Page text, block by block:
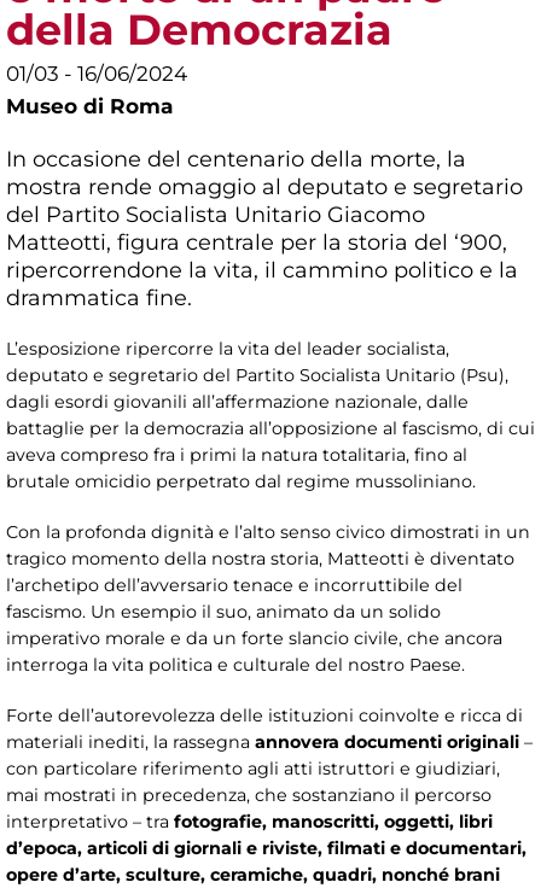
della Democrazia
01/03 - 16/06/2024
Museo di Roma
In occasione del centenario della morte, la
mostra rende omaggio al deputato e segretario
del Partito Socialista Unitario Giacomo
Matteotti, figura centrale per la storia del ‘900,
ripercorrendone la vita, il cammino politico e la
drammatica fine.
L’esposizione ripercorre la vita del leader socialista,
deputato e segretario del Partito Socialista Unitario (Psu),
dagli esordi giovanili all’affermazione nazionale, dalle
battaglie per la democrazia all’opposizione al fascismo, di cui
aveva compreso fra i primi la natura totalitaria, fino al
brutale omicidio perpetrato dal regime mussoliniano.
Con la profonda dignità e l’alto senso civico dimostrati in un
tragico momento della nostra storia, Matteotti è diventato
l’archetipo dell’avversario tenace e incorruttibile del
fascismo. Un esempio il suo, animato da un solido
imperativo morale e da un forte slancio civile, che ancora
interroga la vita politica e culturale del nostro Paese.
Forte dell’autorevolezza delle istituzioni coinvolte e ricca di
materiali inediti, la rassegna annovera documenti originali –
con particolare riferimento agli atti istruttori e giudiziari,
mai mostrati in precedenza, che sostanziano il percorso
interpretativo – tra fotografie, manoscritti, oggetti, libri
d’epoca, articoli di giornali e riviste, filmati e documentari,
opere d’arte, sculture, ceramiche, quadri, nonché brani